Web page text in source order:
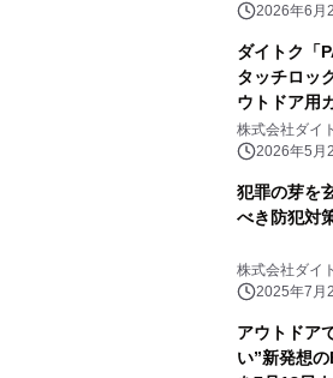
2026年6月
ダイトク「
タッチロッ
ウトドア用
を5/29に発売
株式会社ダイ
2026年5月
犯罪の芽を
べき防犯対
株式会社ダイ
2025年7月
アウトドア
い”新発想